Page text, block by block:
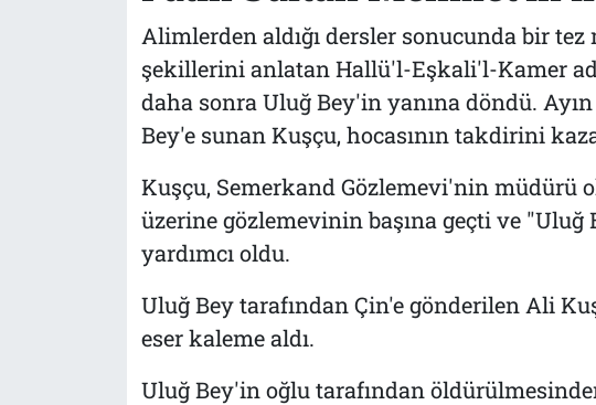
Alimlerden aldığı dersler sonucunda bir tez
şekillerini anlatan Hallü'l-Eşkali'l-Kamer
daha sonra Uluğ Bey'in yanına döndü.
Bey'e sunan Kuşçu, hocasının takdirini
Kuşçu, Semerkand Gözlemevi'nin müdürü
üzerine gözlemevinin başına geçti ve
yardımcı oldu.
Uluğ Bey tarafın­dan Çin'e gönderilen Ali
eser kaleme aldı.
Uluğ Bey'in oğlu tarafından